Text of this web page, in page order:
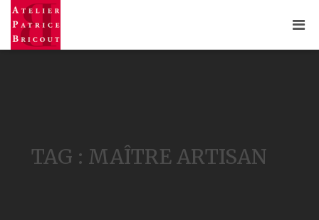
TAG : MAÎTRE ARTISAN